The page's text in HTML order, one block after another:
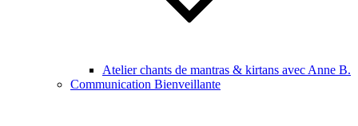
Atelier chants de mantras & kirtans avec Anne B.
Communication Bienveillante